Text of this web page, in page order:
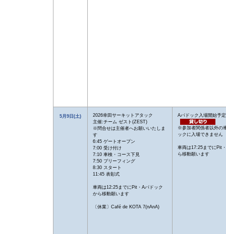
5月9日(土)
2026幸田サーキットアタック
主催:チーム ゼスト(ZEST)
※問合せは主催者へお願いいたしま
す
6:45 ゲートオープン
7:00 受け付け
7:10 車検・コース下見
7:50 ブリーフィング
8:30 スタート
11:45 表彰式
車両は12:25までにPit・Aパドック
から移動願います
〔休業〕Café de KOTA 7(nAnA)
Aパドック入場開始予
※参加者関係者以外の
ックに入場できません
車両は17:25までにPit
ら移動願います